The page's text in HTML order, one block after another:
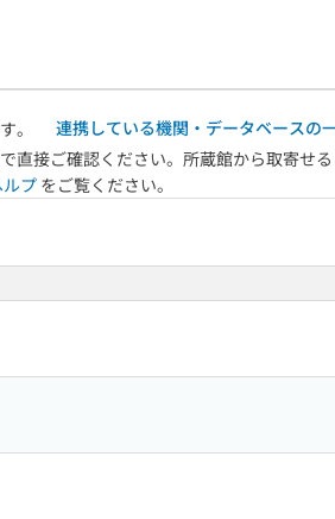
。
連携している機関・データベースの
直接ご確認ください。所蔵館から取寄せ
ルプ をご覧ください。